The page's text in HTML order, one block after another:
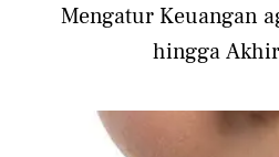
Mengatur Keuangan
hingga